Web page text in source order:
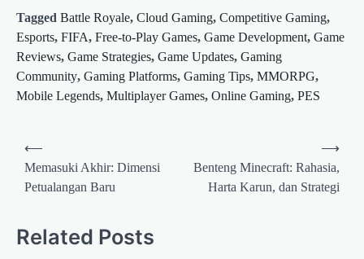
Tagged Battle Royale, Cloud Gaming, Competitive Gaming,
Esports, FIFA, Free-to-Play Games, Game Development, Game
Reviews, Game Strategies, Game Updates, Gaming
Community, Gaming Platforms, Gaming Tips, MMORPG,
Mobile Legends, Multiplayer Games, Online Gaming, PES
Post
navigation
⟵
Memasuki Akhir: Dimensi
Petualangan Baru
Benteng Minecraft: Rahasia,
Harta Karun, dan Strategi
⟶
Related Posts